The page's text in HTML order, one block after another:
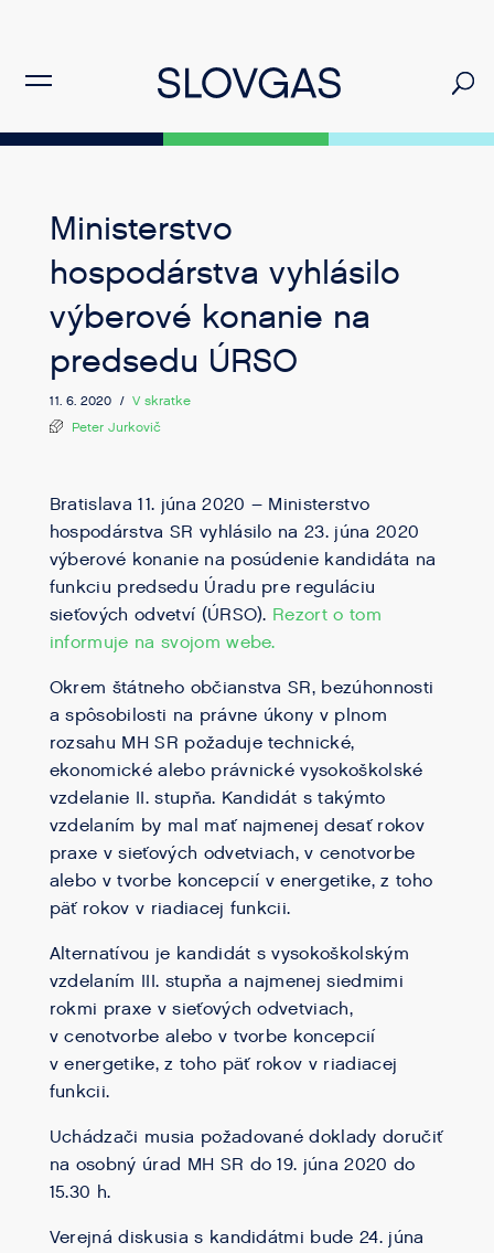
Ministerstvo
hospodárstva vyhlásilo
výberové konanie na
predsedu ÚRSO
11. 6. 2020 / V skratke
Peter Jurkovič
Bratislava 11. júna 2020 – Ministerstvo
hospodárstva SR vyhlásilo na 23. júna 2020
výberové konanie na posúdenie kandidáta na
funkciu predsedu Úradu pre reguláciu
sieťových odvetví (ÚRSO). Rezort o tom
informuje na svojom webe.
Okrem štátneho občianstva SR, bezúhonnosti
a spôsobilosti na právne úkony v plnom
rozsahu MH SR požaduje technické,
ekonomické alebo právnické vysokoškolské
vzdelanie II. stupňa. Kandidát s takýmto
vzdelaním by mal mať najmenej desať rokov
praxe v sieťových odvetviach, v cenotvorbe
alebo v tvorbe koncepcií v energetike, z toho
päť rokov v riadiacej funkcii.
Alternatívou je kandidát s vysokoškolským
vzdelaním III. stupňa a najmenej siedmimi
rokmi praxe v sieťových odvetviach,
v cenotvorbe alebo v tvorbe koncepcií
v energetike, z toho päť rokov v riadiacej
funkcii.
Uchádzači musia požadované doklady doručiť
na osobný úrad MH SR do 19. júna 2020 do
15.30 h.
Verejná diskusia s kandidátmi bude 24. júna